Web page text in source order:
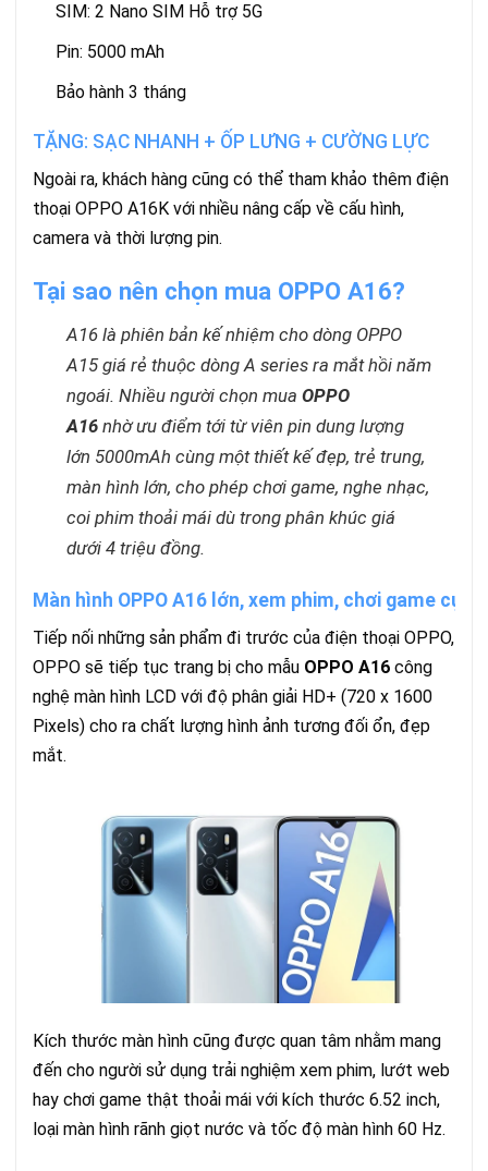
SIM: 2 Nano SIM Hỗ trợ 5G
Pin: 5000 mAh
Bảo hành 3 tháng
TẶNG: SẠC NHANH + ỐP LƯNG + CƯỜNG LỰC
Ngoài ra, khách hàng cũng có thể tham khảo thêm điện
thoại OPPO A16K với nhiều nâng cấp về cấu hình,
camera và thời lượng pin.
Tại sao nên chọn mua OPPO A16?
A16 là phiên bản kế nhiệm cho dòng OPPO
A15 giá rẻ thuộc dòng A series ra mắt hồi năm
ngoái. Nhiều người chọn muaOPPO
A16 nhờ ưu điểm tới từ viên pin dung lượng
lớn 5000mAh cùng một thiết kế đẹp, trẻ trung,
màn hình lớn, cho phép chơi game, nghe nhạc,
coi phim thoải mái dù trong phân khúc giá
dưới 4 triệu đồng.
Màn hình OPPO A16 lớn, xem phim, chơi game cực
Tiếp nối những sản phẩm đi trước của điện thoại OPPO,
OPPO sẽ tiếp tục trang bị cho mẫu OPPO A16 công
nghệ màn hình LCD với độ phân giải HD+ (720 x 1600
Pixels) cho ra chất lượng hình ảnh tương đối ổn, đẹp
mắt.
Kích thước màn hình cũng được quan tâm nhằm mang
đến cho người sử dụng trải nghiệm xem phim, lướt web
hay chơi game thật thoải mái với kích thước 6.52 inch,
loại màn hình rãnh giọt nước và tốc độ màn hình 60 Hz.